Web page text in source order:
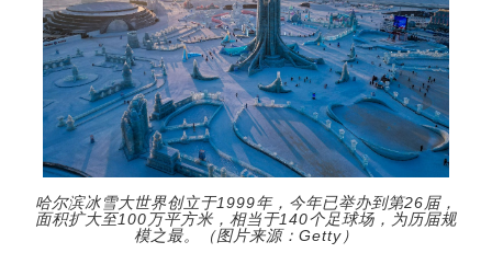
哈尔滨冰雪大世界创立于1999年，今年已举办到第26届，
面积扩大至100万平方米，相当于140个足球场，为历届规
模之最。（图片来源：Getty）